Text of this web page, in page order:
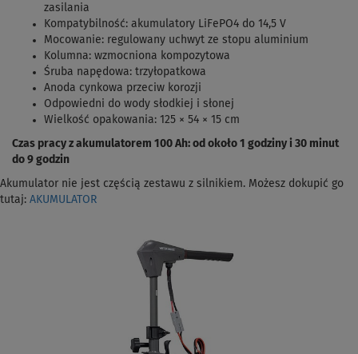
zasilania
Kompatybilność: akumulatory LiFePO4 do 14,5 V
Mocowanie: regulowany uchwyt ze stopu aluminium
Kolumna: wzmocniona kompozytowa
Śruba napędowa: trzyłopatkowa
Anoda cynkowa przeciw korozji
Odpowiedni do wody słodkiej i słonej
Wielkość opakowania: 125 × 54 × 15 cm
Czas pracy z akumulatorem 100 Ah: od około 1 godziny i 30 minut
do 9 godzin
Akumulator nie jest częścią zestawu z silnikiem. Możesz dokupić go
tutaj: AKUMULATOR